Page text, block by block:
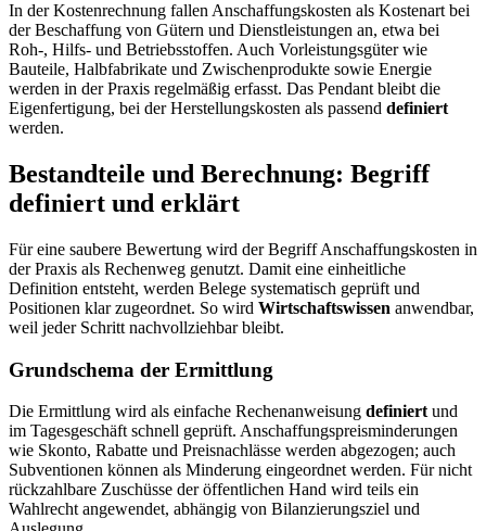
In der Kostenrechnung fallen Anschaffungskosten als Kostenart bei
der Beschaffung von Gütern und Dienstleistungen an, etwa bei
Roh-, Hilfs- und Betriebsstoffen. Auch Vorleistungsgüter wie
Bauteile, Halbfabrikate und Zwischenprodukte sowie Energie
werden in der Praxis regelmäßig erfasst. Das Pendant bleibt die
Eigenfertigung, bei der Herstellungskosten als passend definiert
werden.
Bestandteile und Berechnung: Begriff
definiert und erklärt
Für eine saubere Bewertung wird der Begriff Anschaffungskosten in
der Praxis als Rechenweg genutzt. Damit eine einheitliche
Definition entsteht, werden Belege systematisch geprüft und
Positionen klar zugeordnet. So wird Wirtschaftswissen anwendbar,
weil jeder Schritt nachvollziehbar bleibt.
Grundschema der Ermittlung
Die Ermittlung wird als einfache Rechenanweisung definiert und
im Tagesgeschäft schnell geprüft. Anschaffungspreisminderungen
wie Skonto, Rabatte und Preisnachlässe werden abgezogen; auch
Subventionen können als Minderung eingeordnet werden. Für nicht
rückzahlbare Zuschüsse der öffentlichen Hand wird teils ein
Wahlrecht angewendet, abhängig von Bilanzierungsziel und